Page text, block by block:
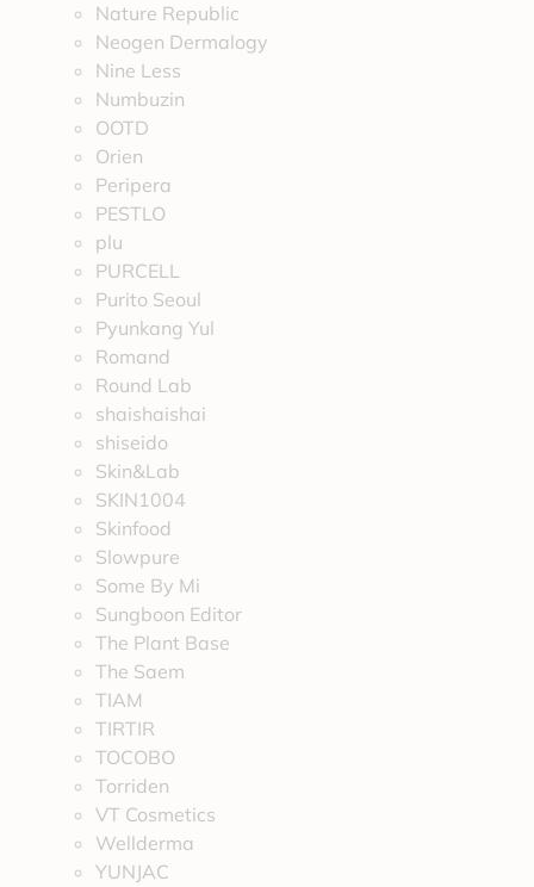
Nature Republic
Neogen Dermalogy
Nine Less
Numbuzin
OOTD
Orien
Peripera
PESTLO
plu
PURCELL
Purito Seoul
Pyunkang Yul
Romand
Round Lab
shaishaishai
shiseido
Skin&Lab
SKIN1004
Skinfood
Slowpure
Some By Mi
Sungboon Editor
The Plant Base
The Saem
TIAM
TIRTIR
TOCOBO
Torriden
VT Cosmetics
Wellderma
YUNJAC